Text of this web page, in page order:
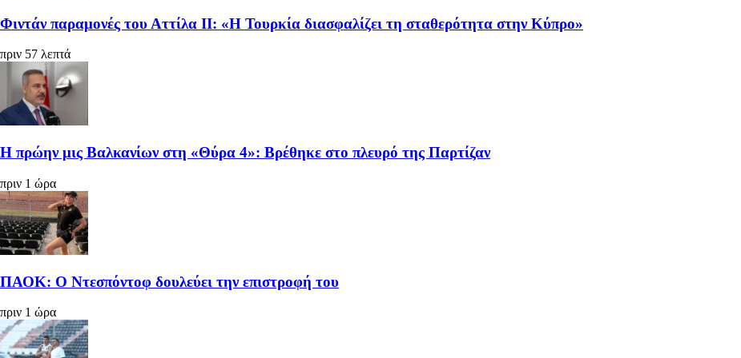
Φιντάν παραμονές του Αττίλα ΙΙ: «Η Τουρκία διασφαλίζει τη σταθερότητα στην Κύπρο»
πριν 57 λεπτά
Η πρώην μις Βαλκανίων στη «Θύρα 4»: Βρέθηκε στο πλευρό της Παρτίζαν
πριν 1 ώρα
ΠΑΟΚ: Ο Ντεσπόντοφ δουλεύει την επιστροφή του
πριν 1 ώρα